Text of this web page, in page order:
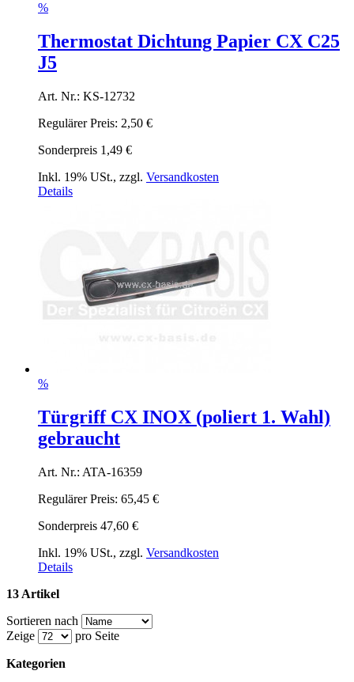
%
Thermostat Dichtung Papier CX C25
J5
Art. Nr.: KS-12732
Regulärer Preis: 2,50 €
Sonderpreis 1,49 €
Inkl. 19% USt., zzgl. Versandkosten
Details
%
Türgriff CX INOX (poliert 1. Wahl)
gebraucht
Art. Nr.: ATA-16359
Regulärer Preis: 65,45 €
Sonderpreis 47,60 €
Inkl. 19% USt., zzgl. Versandkosten
Details
13 Artikel
Sortieren nach
Zeige
pro Seite
Kategorien